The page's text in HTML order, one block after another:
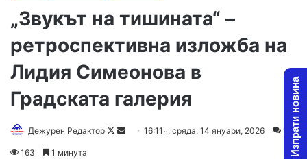
„Звукът на тишината“ –
ретроспективна изложба на
Лидия Симеонова в
Градската галерия
Дежурен Редактор
Follow
Send16:11ч, сряда, 14 януари, 2026 1
163 1 минута Изпрати новина